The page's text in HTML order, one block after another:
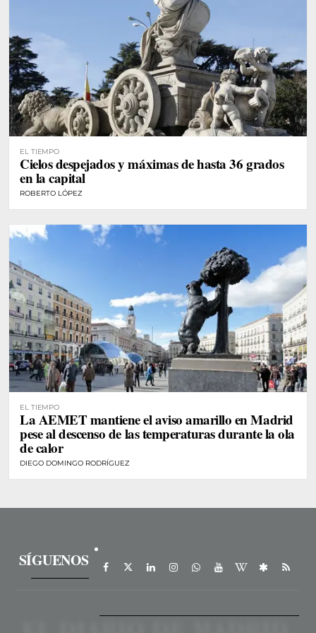
EL TIEMPO
Cielos despejados y máximas de hasta 36 grados
en la capital
ROBERTO LÓPEZ
EL TIEMPO
La AEMET mantiene el aviso amarillo en Madrid
pese al descenso de las temperaturas durante la ola
de calor
DIEGO DOMINGO RODRÍGUEZ
SÍGUENOS